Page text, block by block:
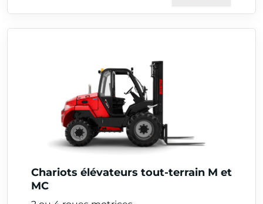
Chariots élévateurs tout-terrain M et
MC